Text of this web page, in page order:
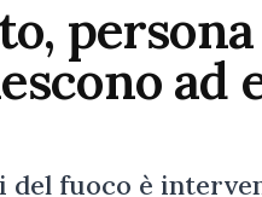
ad
del fuoco è